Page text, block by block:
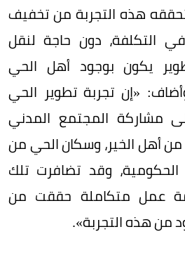
هذه التجربة من تخفيف
التكلفة، دون حاجة لنقل
يكون بوجود أهل الحي
«إن تجربة تطوير الحي
مشاركة المجتمع المدني
من أهل الخير، وسكان الحي من
الحكومية، وقد تضافرت تلك
عمل متكاملة حققت من
من هذه التجربة».